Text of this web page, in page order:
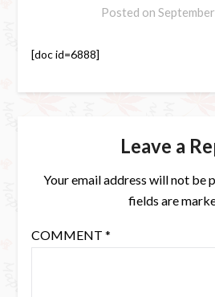
Posted on
[doc id=6888]
Leave a
Your email address will not be
fields are
COMMENT *